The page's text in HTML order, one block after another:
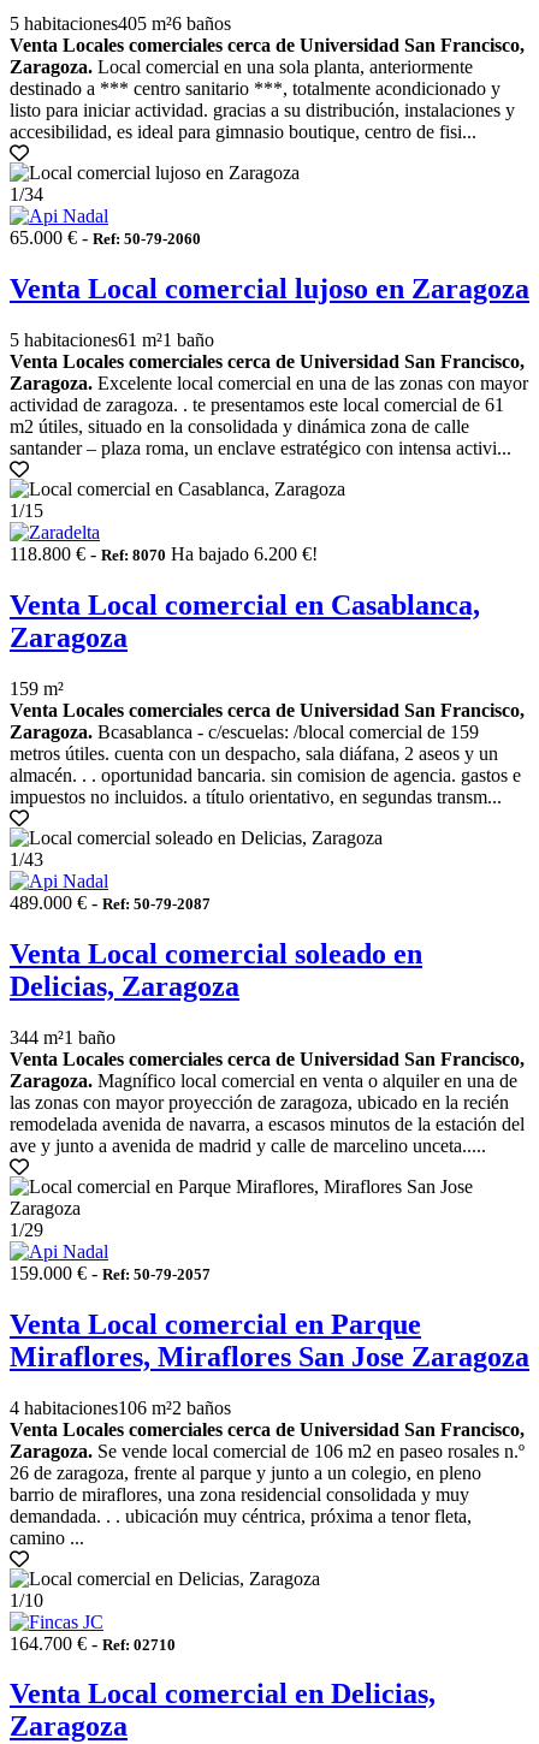
5 habitaciones405 m²6 baños
Venta Locales comerciales cerca de Universidad San Francisco,
Zaragoza. Local comercial en una sola planta, anteriormente
destinado a *** centro sanitario ***, totalmente acondicionado y
listo para iniciar actividad. gracias a su distribución, instalaciones y
accesibilidad, es ideal para gimnasio boutique, centro de fisi...
1/34
65.000 € - Ref: 50-79-2060
Venta Local comercial lujoso en Zaragoza
5 habitaciones61 m²1 baño
Venta Locales comerciales cerca de Universidad San Francisco,
Zaragoza. Excelente local comercial en una de las zonas con mayor
actividad de zaragoza. . te presentamos este local comercial de 61
m2 útiles, situado en la consolidada y dinámica zona de calle
santander – plaza roma, un enclave estratégico con intensa activi...
1/15
118.800 € - Ref: 8070 Ha bajado 6.200 €!
Venta Local comercial en Casablanca,
Zaragoza
159 m²
Venta Locales comerciales cerca de Universidad San Francisco,
Zaragoza. Bcasablanca - c/escuelas: /blocal comercial de 159
metros útiles. cuenta con un despacho, sala diáfana, 2 aseos y un
almacén. . . oportunidad bancaria. sin comision de agencia. gastos e
impuestos no incluidos. a título orientativo, en segundas transm...
1/43
489.000 € - Ref: 50-79-2087
Venta Local comercial soleado en
Delicias, Zaragoza
344 m²1 baño
Venta Locales comerciales cerca de Universidad San Francisco,
Zaragoza. Magnífico local comercial en venta o alquiler en una de
las zonas con mayor proyección de zaragoza, ubicado en la recién
remodelada avenida de navarra, a escasos minutos de la estación del
ave y junto a avenida de madrid y calle de marcelino unceta.....
1/29
159.000 € - Ref: 50-79-2057
Venta Local comercial en Parque
Miraflores, Miraflores San Jose Zaragoza
4 habitaciones106 m²2 baños
Venta Locales comerciales cerca de Universidad San Francisco,
Zaragoza. Se vende local comercial de 106 m2 en paseo rosales n.º
26 de zaragoza, frente al parque y junto a un colegio, en pleno
barrio de miraflores, una zona residencial consolidada y muy
demandada. . . ubicación muy céntrica, próxima a tenor fleta,
camino ...
1/10
164.700 € - Ref: 02710
Venta Local comercial en Delicias,
Zaragoza